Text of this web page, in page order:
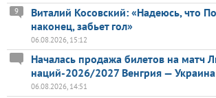
Виталий Косовский: «Надеюсь, что
наконец, забьет гол»
9
06.08.2026, 15:12
Началась продажа билетов на матч
наций-2026/2027 Венгрия — Украина
06.08.2026, 14:51